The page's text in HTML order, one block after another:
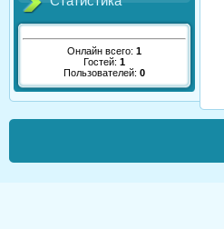
Онлайн всего: 1
Гостей: 1
Пользователей: 0